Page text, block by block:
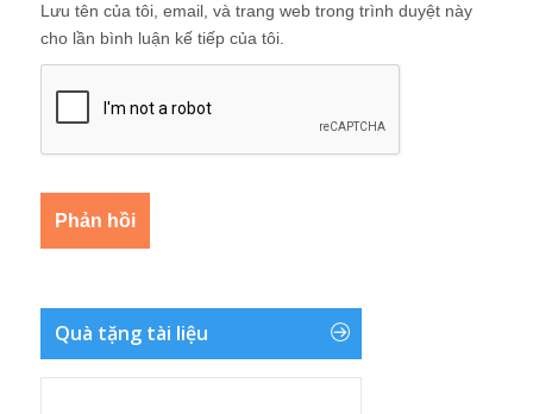
Lưu tên của tôi, email, và trang web trong trình duyệt này
cho lần bình luận kế tiếp của tôi.
Quà tặng tài liệu